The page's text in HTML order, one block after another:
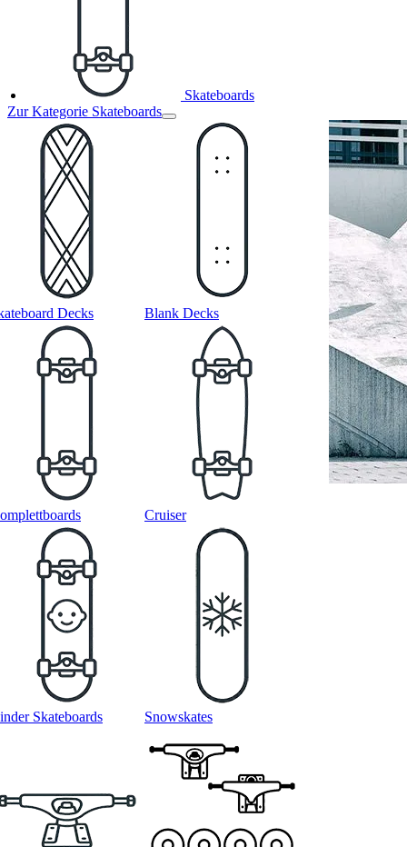
Skateboards
Zur Kategorie Skateboards
Decks Blank Decks
Cruiser
Skateboards Snowskates